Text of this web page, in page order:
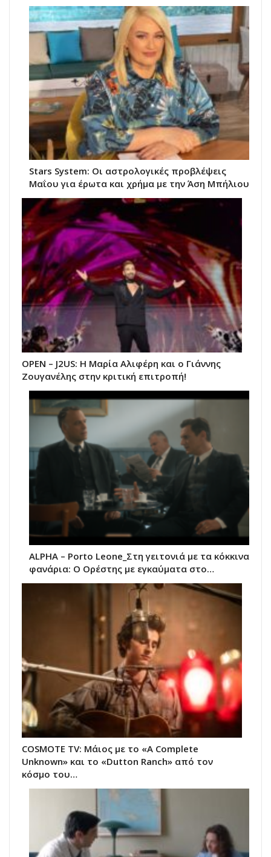
Stars System: Οι αστρολογικές προβλέψεις
Μαΐου για έρωτα και χρήμα με την Άση Μπήλιου
ΟΡΕΝ – J2US: Η Μαρία Αλιφέρη και ο Γιάννης
Ζουγανέλης στην κριτική επιτροπή!
ALPHA – Porto Leone_Στη γειτονιά με τα κόκκινα
φανάρια: Ο Ορέστης με εγκαύματα στο…
COSMOTE TV: Μάιος με το «A Complete
Unknown» και το «Dutton Ranch» από τον
κόσμο του…